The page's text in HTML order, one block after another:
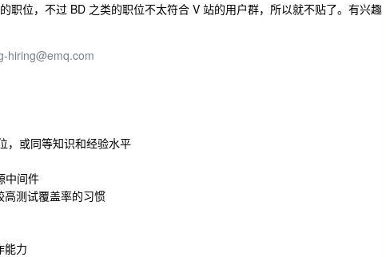
职位，不过 BD 之类的职位不太符合 V 站的用户群，所以就不贴了。有兴趣
hiring@emq.com
，或同等知识和经验水平
中间件
测试覆盖率的习惯
能力